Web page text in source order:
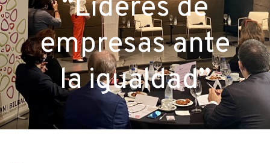
“Líderes de
empresas ante
la igualdad”